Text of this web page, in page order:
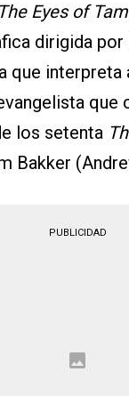
The Eyes of
dirigida por
que interpreta
que
los setenta
Bakker
PUBLICIDAD